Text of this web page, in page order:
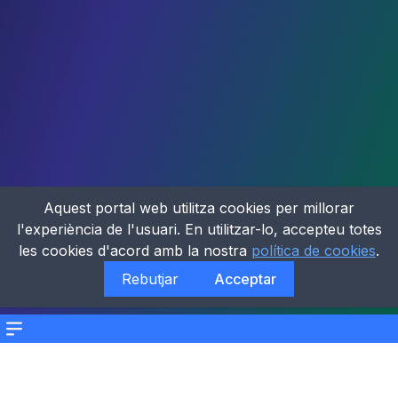
Menu
Aquest portal web utilitza cookies per millorar
l'experiència de l'usuari. En utilitzar-lo, accepteu totes
les cookies d'acord amb la nostra política de cookies.
Rebutjar
Acceptar